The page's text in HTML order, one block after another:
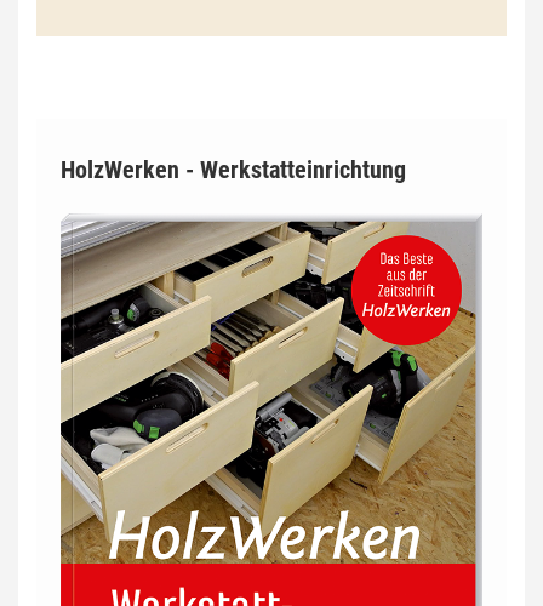
HolzWerken - Werkstatteinrichtung